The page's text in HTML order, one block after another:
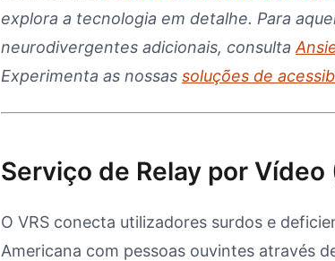
explora a tecnologia em detalhe. Para
neurodivergentes adicionais, consulta
Experimenta as nossas soluções de
Serviço de Relay por Vídeo
O VRS conecta utilizadores surdos e
Americana com pessoas ouvintes através